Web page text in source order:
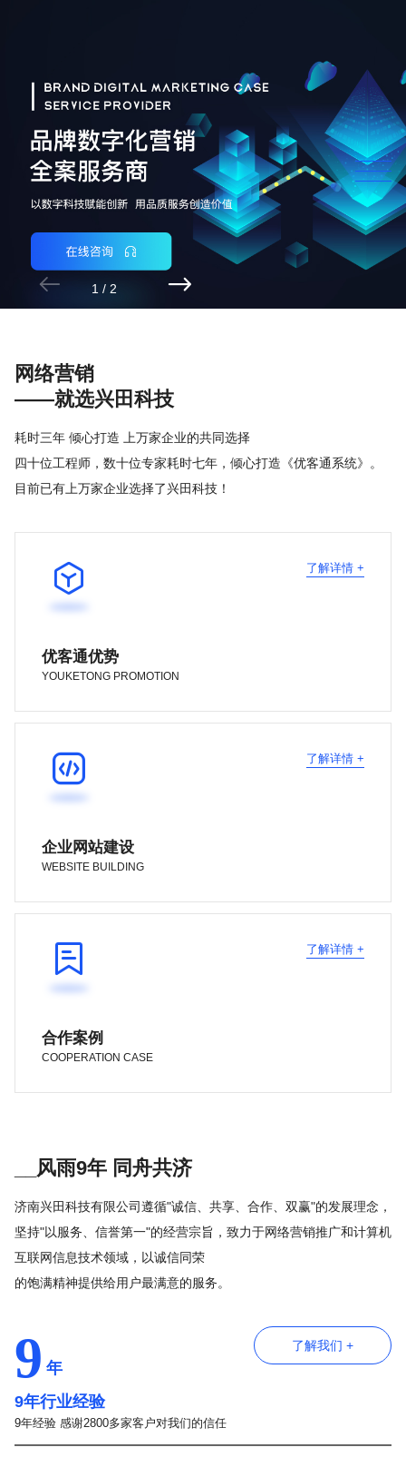

1 / 2

网络营销
——就选兴田科技
耗时三年 倾心打造 上万家企业的共同选择
四十位工程师，数十位专家耗时七年，倾心打造《优客通系统》。
目前已有上万家企业选择了兴田科技！

优客通优势
YOUKETONG PROMOTION
了解详情 +

企业网站建设
WEBSITE BUILDING
了解详情 +

合作案例
COOPERATION CASE
了解详情 +
__风雨9年 同舟共济
济南兴田科技有限公司遵循"诚信、共享、合作、双赢"的发展理念，
坚持"以服务、信誉第一"的经营宗旨，致力于网络营销推广和计算机
互联网信息技术领域，以诚信同荣
的饱满精神提供给用户最满意的服务。
9 年
9年行业经验
9年经验 感谢2800多家客户对我们的信任
了解我们 +